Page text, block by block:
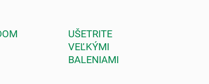
UŠETRITE
VEĽKÝMI
BALENIAMI